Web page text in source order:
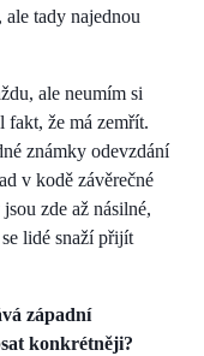
tady najednou
ale neumím si
fakt, že má zemřít.
známky odevzdání
v kodě závěrečné
zde až násilné,
lidé snaží přijít
západní
konkrétněji?